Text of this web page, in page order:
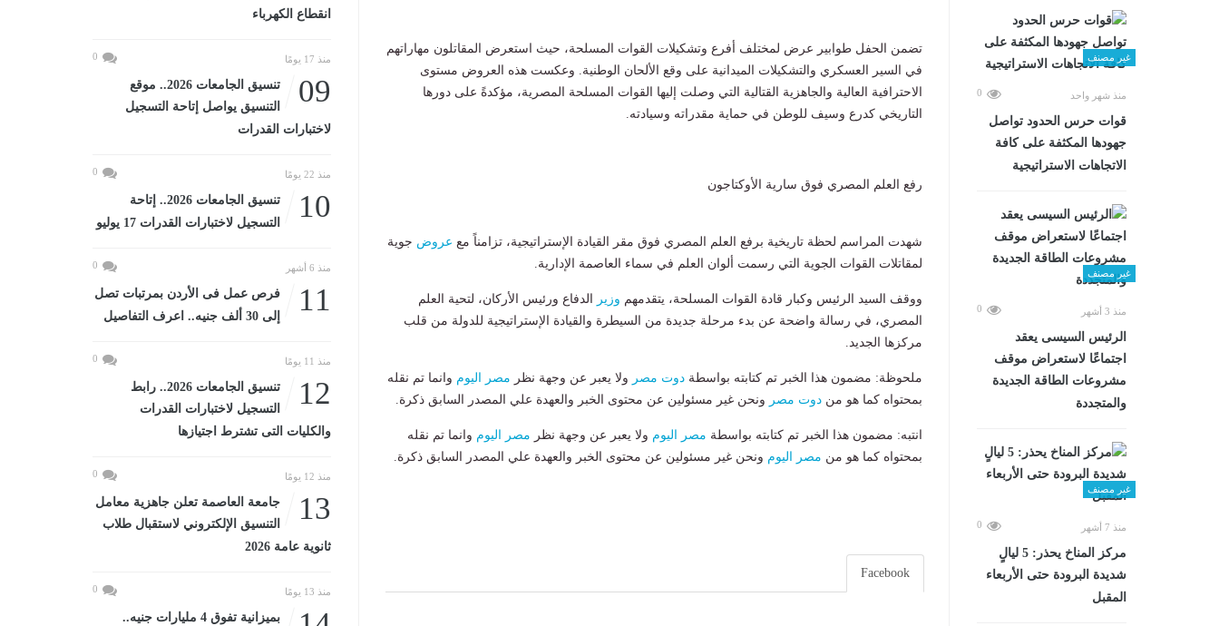
غير مصنف
منذ شهر واحد 0
قوات حرس الحدود تواصل
جهودها المكثفة على كافة
الاتجاهات الاستراتيجية
غير مصنف
منذ 3 أشهر 0
الرئيس السيسى يعقد
اجتماعًا لاستعراض موقف
مشروعات الطاقة الجديدة
والمتجددة
غير مصنف
منذ 7 أشهر 0
مركز المناخ يحذر: 5 ليالٍ
شديدة البرودة حتى الأربعاء
المقبل
تضمن الحفل طوابير عرض لمختلف أفرع وتشكيلات القوات المسلحة، حيث استعرض المقاتلون مهاراتهم
في السير العسكري والتشكيلات الميدانية على وقع الألحان الوطنية. وعكست هذه العروض مستوى
الاحترافية العالية والجاهزية القتالية التي وصلت إليها القوات المسلحة المصرية، مؤكدةً على دورها
التاريخي كدرع وسيف للوطن في حماية مقدراته وسيادته.
رفع العلم المصري فوق سارية الأوكتاجون
شهدت المراسم لحظة تاريخية برفع العلم المصري فوق مقر القيادة الإستراتيجية، تزامناً مع عروض جوية
لمقاتلات القوات الجوية التي رسمت ألوان العلم في سماء العاصمة الإدارية.
ووقف السيد الرئيس وكبار قادة القوات المسلحة، يتقدمهم وزير
الدفاع ورئيس الأركان، لتحية العلم
المصري، في رسالة واضحة عن بدء مرحلة جديدة من السيطرة والقيادة الإستراتيجية للدولة من قلب
مركزها الجديد.
ملحوظة: مضمون هذا الخبر تم كتابته بواسطة دوت مصر ولا يعبر عن وجهة نظر مصر اليوم وانما تم نقله
بمحتواه كما هو من دوت مصر ونحن غير مسئولين عن محتوى الخبر والعهدة علي المصدر السابق ذكرة.
انتبه: مضمون هذا الخبر تم كتابته بواسطة مصر اليوم ولا يعبر عن وجهة نظر مصر اليوم وانما تم نقله
بمحتواه كما هو من مصر اليوم ونحن غير مسئولين عن محتوى الخبر والعهدة علي المصدر السابق ذكرة.
Facebook
انقطاع الكهرباء
منذ 17 يومًا 0
09
تنسيق الجامعات 2026.. موقع
التنسيق يواصل إتاحة التسجيل
لاختبارات القدرات
منذ 22 يومًا 0
10
تنسيق الجامعات 2026.. إتاحة
التسجيل لاختبارات القدرات 17 يوليو
منذ 6 أشهر 0
11
فرص عمل فى الأردن بمرتبات تصل
إلى 30 ألف جنيه.. اعرف التفاصيل
منذ 11 يومًا 0
12
تنسيق الجامعات 2026.. رابط
التسجيل لاختبارات القدرات
والكليات التى تشترط اجتيازها
منذ 12 يومًا 0
13
جامعة العاصمة تعلن جاهزية معامل
التنسيق الإلكتروني لاستقبال طلاب
ثانوية عامة 2026
منذ 13 يومًا 0
بميزانية تفوق 4 مليارات جنيه..